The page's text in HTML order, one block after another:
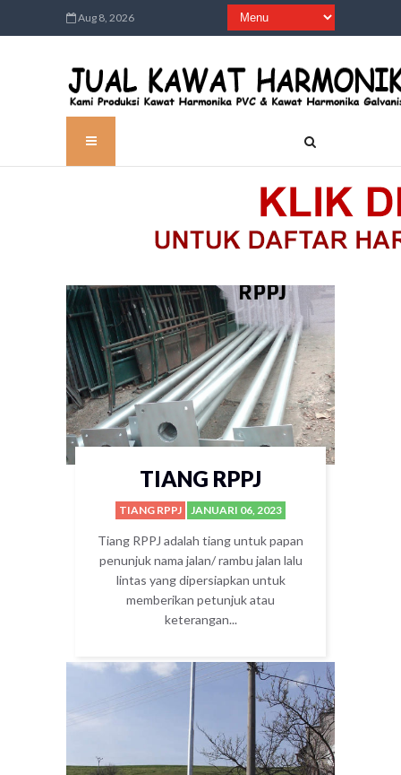
Aug 8, 2026
TIANG RPPJ
TIANG RPPJ JANUARI 06, 2023
Tiang RPPJ adalah tiang untuk papan
penunjuk nama jalan/ rambu jalan lalu
lintas yang dipersiapkan untuk
memberikan petunjuk atau
keterangan...